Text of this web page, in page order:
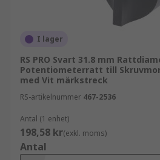
I lager
RS PRO Svart 31.8 mm
Potentiometerratt till
med Vit märkstreck
RS-artikelnummer 467-2536
Antal (1 enhet)
198,58 kr(exkl. moms)
Antal